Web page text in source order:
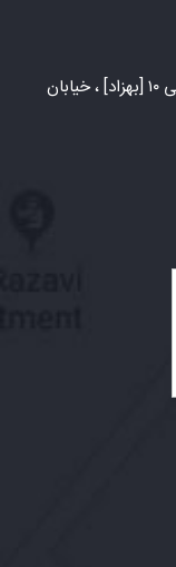
شهر مشهد، بلوار سجاد ، خیابان خیام جنوبی ۱۰ [بهزاد] ، خیابان